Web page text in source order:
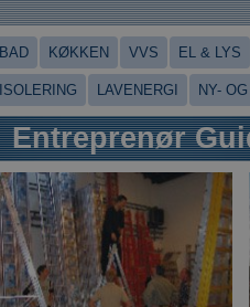
BAD KØKKEN VVS EL & LYS
ISOLERING LAVENERGI NY-
Entreprenør